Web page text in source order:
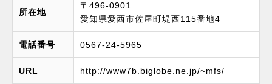
所在地
〒496-0901
愛知県愛西市佐屋町堤西115番地4
電話番号 0567-24-5965
URL http://www7b.biglobe.ne.jp/~mfs/